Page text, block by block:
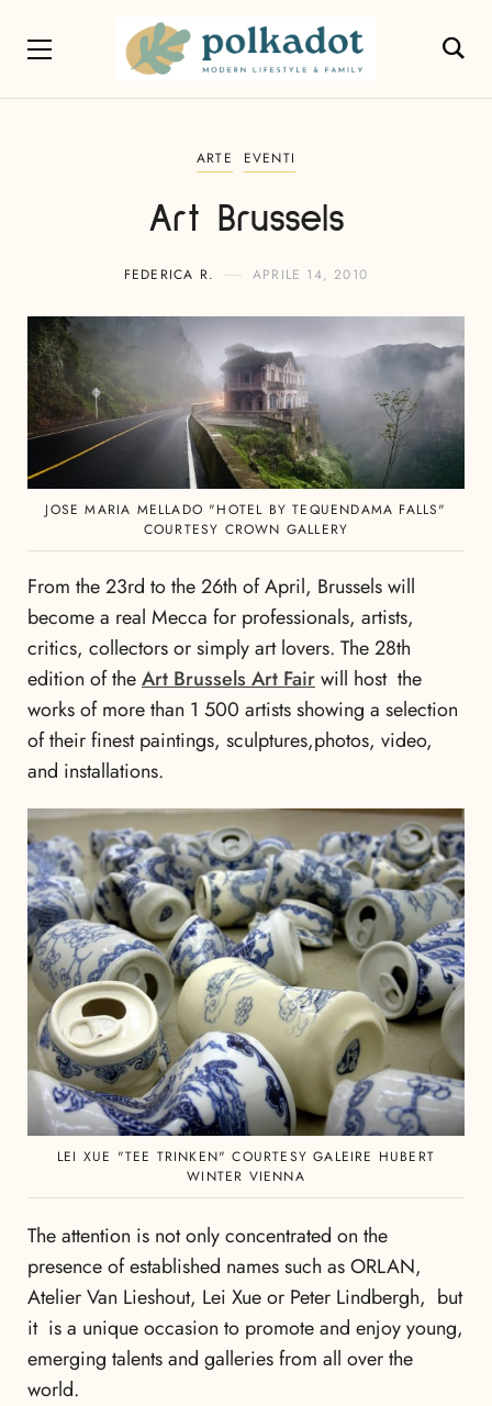
ARTE EVENTI
Art Brussels
FEDERICA R. APRILE 14, 2010
JOSE MARIA MELLADO "HOTEL BY TEQUENDAMA FALLS"
COURTESY CROWN GALLERY
From the 23rd to the 26th of April, Brussels will
become a real Mecca for professionals, artists,
critics, collectors or simply art lovers. The 28th
edition of theArt Brussels Art Fairwill host the
works of more than 1 500 artists showing a selection
of their finest paintings, sculptures,photos, video,
and installations.
LEI XUE "TEE TRINKEN" COURTESY GALEIRE HUBERT
WINTER VIENNA
The attention is not only concentrated on the
presence of established names such as ORLAN,
Atelier Van Lieshout, Lei Xue or Peter Lindbergh, but
it is a unique occasion to promote and enjoy young,
emerging talents and galleries from all over the
world.